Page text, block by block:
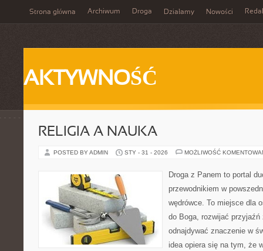
Strona główna Archiwum Droga Działamy Nowości
AKTYWNOŚĆ
RELIGIA A NAUKA
POSTED BY ADMIN STY - 31 - 2026 MOŻLIWOŚĆ
Droga z Panem to portal
przewodnikiem w
wędrówce. To miejsce dla
do Boga, rozwijać przyjaźń
odnajdywać znaczenie w
idea opiera się na tym, że